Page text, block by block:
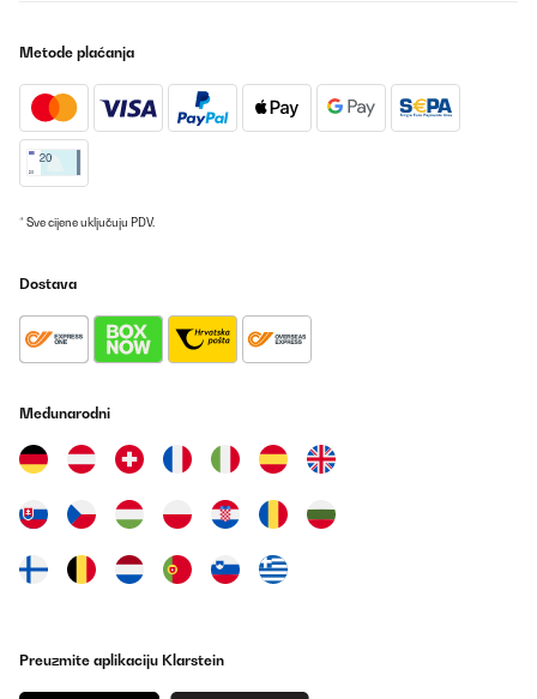
Metode plaćanja
* Sve cijene uključuju PDV.
Dostava
Međunarodni
Preuzmite aplikaciju Klarstein